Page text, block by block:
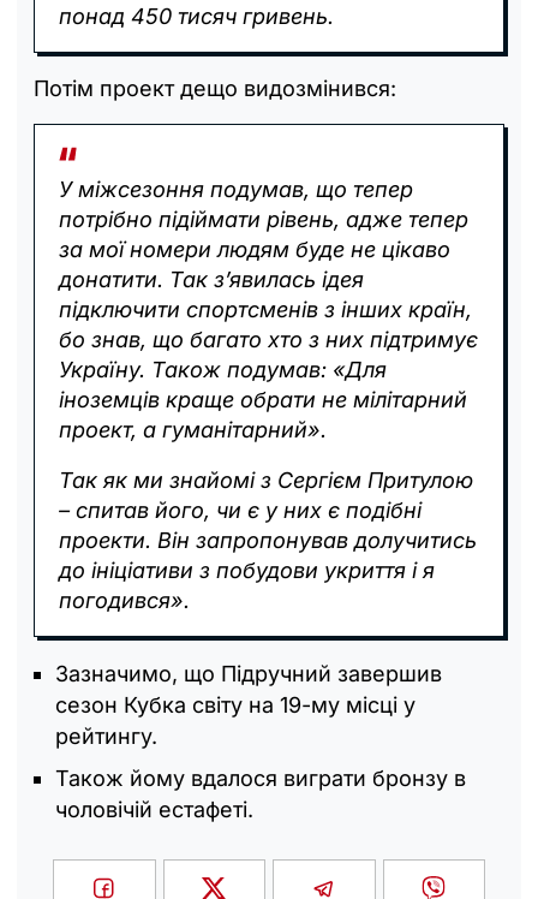
понад 450 тисяч гривень.
Потім проект дещо видозмінився:
У міжсезоння подумав, що тепер
потрібно підіймати рівень, адже тепер
за мої номери людям буде не цікаво
донатити. Так з’явилась ідея
підключити спортсменів з інших країн,
бо знав, що багато хто з них підтримує
Україну. Також подумав: «Для
іноземців краще обрати не мілітарний
проект, а гуманітарний».
Так як ми знайомі з Сергієм Притулою
– спитав його, чи є у них є подібні
проекти. Він запропонував долучитись
до ініціативи з побудови укриття і я
погодився».
Зазначимо, що Підручний завершив
сезон Кубка світу на 19-му місці у
рейтингу.
Також йому вдалося виграти бронзу в
чоловічій естафеті.